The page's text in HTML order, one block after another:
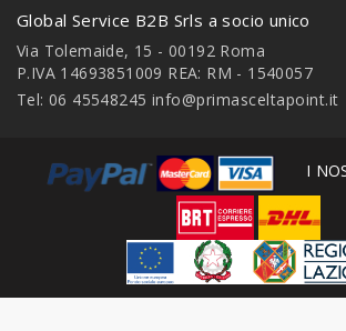
Global Service B2B Srls a socio unico
Via Tolemaide, 15 - 00192 Roma
P.IVA 14693851009 REA: RM - 1540057
Tel: 06 45548245 info@primasceltapoint.it
I